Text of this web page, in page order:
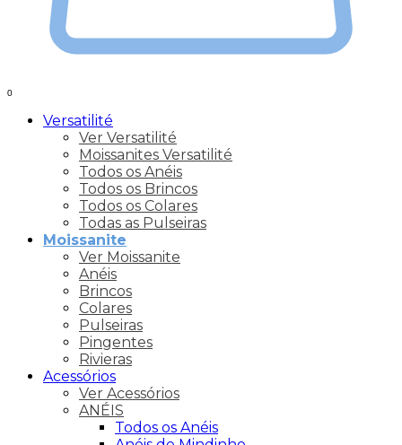
0
Versatilité
Ver Versatilité
Moissanites Versatilité
Todos os Anéis
Todos os Brincos
Todos os Colares
Todas as Pulseiras
Moissanite
Ver Moissanite
Anéis
Brincos
Colares
Pulseiras
Pingentes
Rivieras
Acessórios
Ver Acessórios
ANÉIS
Todos os Anéis